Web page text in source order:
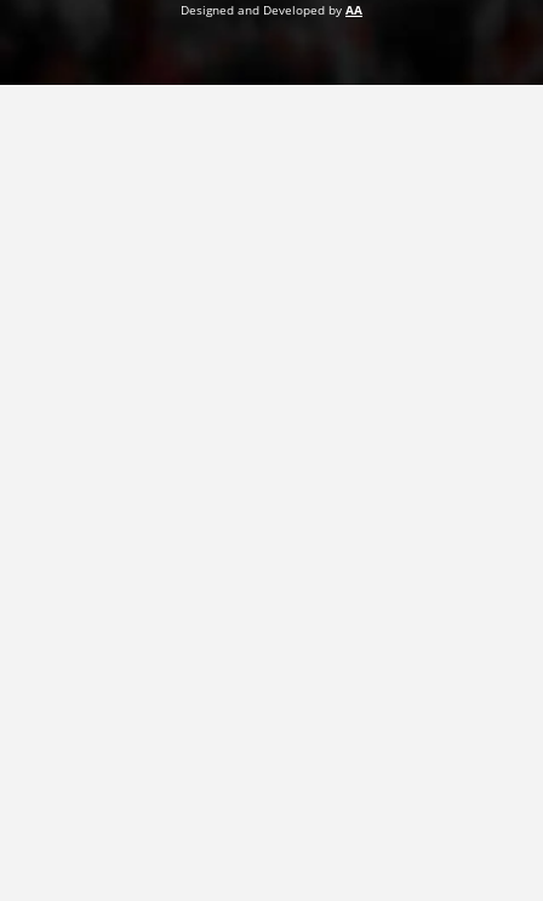
Designed and Developed by AA